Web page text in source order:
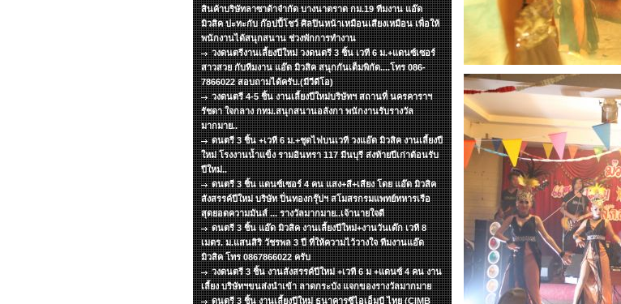
สินค้าบริษัทลาซาด้าจำกัด บางนาตราด กม.19 ทีมงาน แอ๊ด
มิวสิค ปะทะกับ ก๊อปปี้โชว์ ศิลปินหน้าเหมือนเสียงเหมือน เพื่อให้
พนักงานได้สนุกสนาน ช่วงพักการทำงาน
วงดนตรีงานเลี้ยงปีใหม่ วงดนตรี 3 ชิ้น เวที 6 ม.+แดนซ์เซอร์
สาวสวย กับทีมงาน แอ๊ด มิวสิค สนุกกันเต็มพิกัด....โทร 086-
7866022 สอบถามได้ครับ.(มีวีดีโอ)
วงดนตรี 4-5 ชิ้น งานเลี้ยงปีใหม่บริษัทฯ สถานที่ นครคาราฯ
รัชดา ใจกลาง กทม.สนุกสนานอลังกา พนักงานรับรางวัล
มากมาย..
ดนตรี 3 ชิ้น +เวที 6 ม.+ชุดไฟบนเวที วงแอ๊ด มิวสิค งานเลี้ยงปี
ใหม่ โรงงานน้ำแข็ง รามอินทรา 117 มีนบุรี ส่งท้ายปีเก่าต้อนรับ
ปีใหม่..
ดนตรี 3 ชิ้น แดนซ์เซอร์ 4 คน แสง+สี+เสียง โดย แอ๊ด มิวสิค
สังสรรค์ปีใหม่ บริษัท ปิ่นทองกรุ๊ปฯ สโมสรกรมแพทย์ทหารเรือ
สุดยอดความมันส์ ... รางวัลมากมาย..เจ้านายใจดี
ดนตรี 3 ชิ้น แอ๊ด มิวสิค งานเลี้ยงปีใหม่+งานวันเด๊ก เวที 8
เมตร. ม.แสนสิริ วัชรพล 3 ปี ที่ให้ความไว้วางใจ ทีมงานแอ๊ด
มิวสิค โทร 0867866022 ครับ
วงดนตรี 3 ชิ้น งานสังสรรค์ปีใหม่ +เวที 6 ม +แดนซ์ 4 คน งาน
เลี้ยง บริษัทฯขนส่งนำเข้า ลาดกระบัง แจกของรางวัลมากมาย
ดนตรี 3 ชิ้น งานเลี้ยงปีใหม่ ธนาคารซีไอเอ็มบี ไทย (CIMB